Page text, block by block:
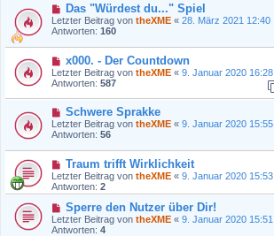
Das "Würdest du..." Spiel
Letzter Beitrag von theXME « 28. März 2021 12:40
Antworten: 160
x000. - Der Countdown
Letzter Beitrag von theXME « 9. Januar 2020 16:28
Antworten: 587
Schwere Sprakke
Letzter Beitrag von theXME « 9. Januar 2020 15:55
Antworten: 56
Traum trifft Wirklichkeit
Letzter Beitrag von theXME « 9. Januar 2020 15:53
Antworten: 2
Sperre den Nutzer über Dir!
Letzter Beitrag von theXME « 9. Januar 2020 15:51
Antworten: 4